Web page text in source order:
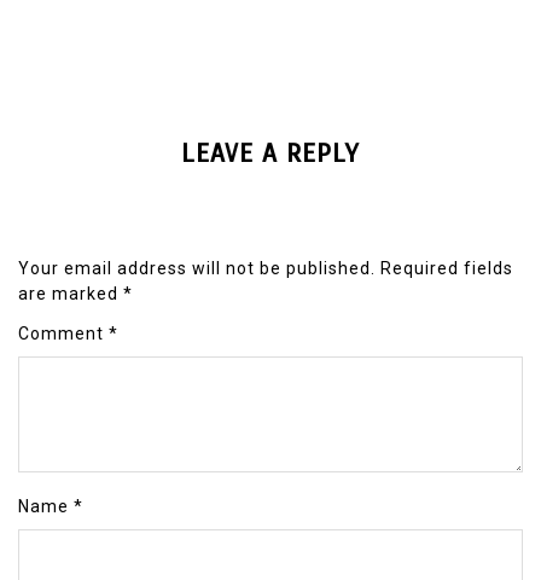
LEAVE A REPLY
Your email address will not be published.
Required fields
are marked *
Comment *
Name *